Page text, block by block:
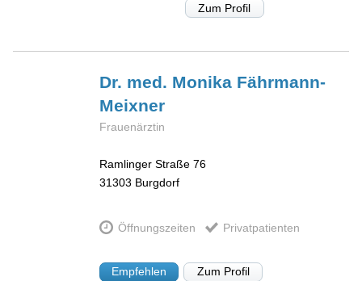
Zum Profil
Dr. med. Monika Fährmann-
Meixner
Frauenärztin
Ramlinger Straße 76
31303 Burgdorf
Öffnungszeiten Privatpatienten
Empfehlen Zum Profil